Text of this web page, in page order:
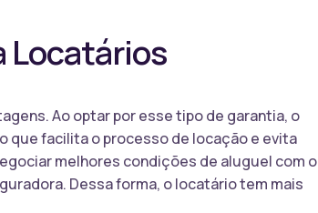
Locatários
Ao optar por esse tipo de garantia, o
que facilita o processo de locação e evita
melhores condições de aluguel com o
Dessa forma, o locatário tem mais